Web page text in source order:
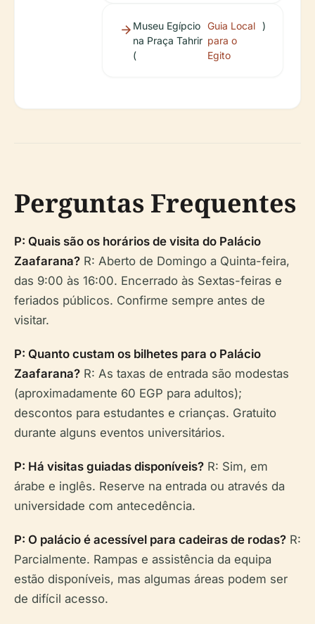
Museu Egípcio
na Praça Tahrir
(
Guia Local
para o
Egito
)
Perguntas Frequentes
P: Quais são os horários de visita do Palácio
Zaafarana? R: Aberto de Domingo a Quinta-feira,
das 9:00 às 16:00. Encerrado às Sextas-feiras e
feriados públicos. Confirme sempre antes de
visitar.
P: Quanto custam os bilhetes para o Palácio
Zaafarana? R: As taxas de entrada são modestas
(aproximadamente 60 EGP para adultos);
descontos para estudantes e crianças. Gratuito
durante alguns eventos universitários.
P: Há visitas guiadas disponíveis? R: Sim, em
árabe e inglês. Reserve na entrada ou através da
universidade com antecedência.
P: O palácio é acessível para cadeiras de rodas? R:
Parcialmente. Rampas e assistência da equipa
estão disponíveis, mas algumas áreas podem ser
de difícil acesso.